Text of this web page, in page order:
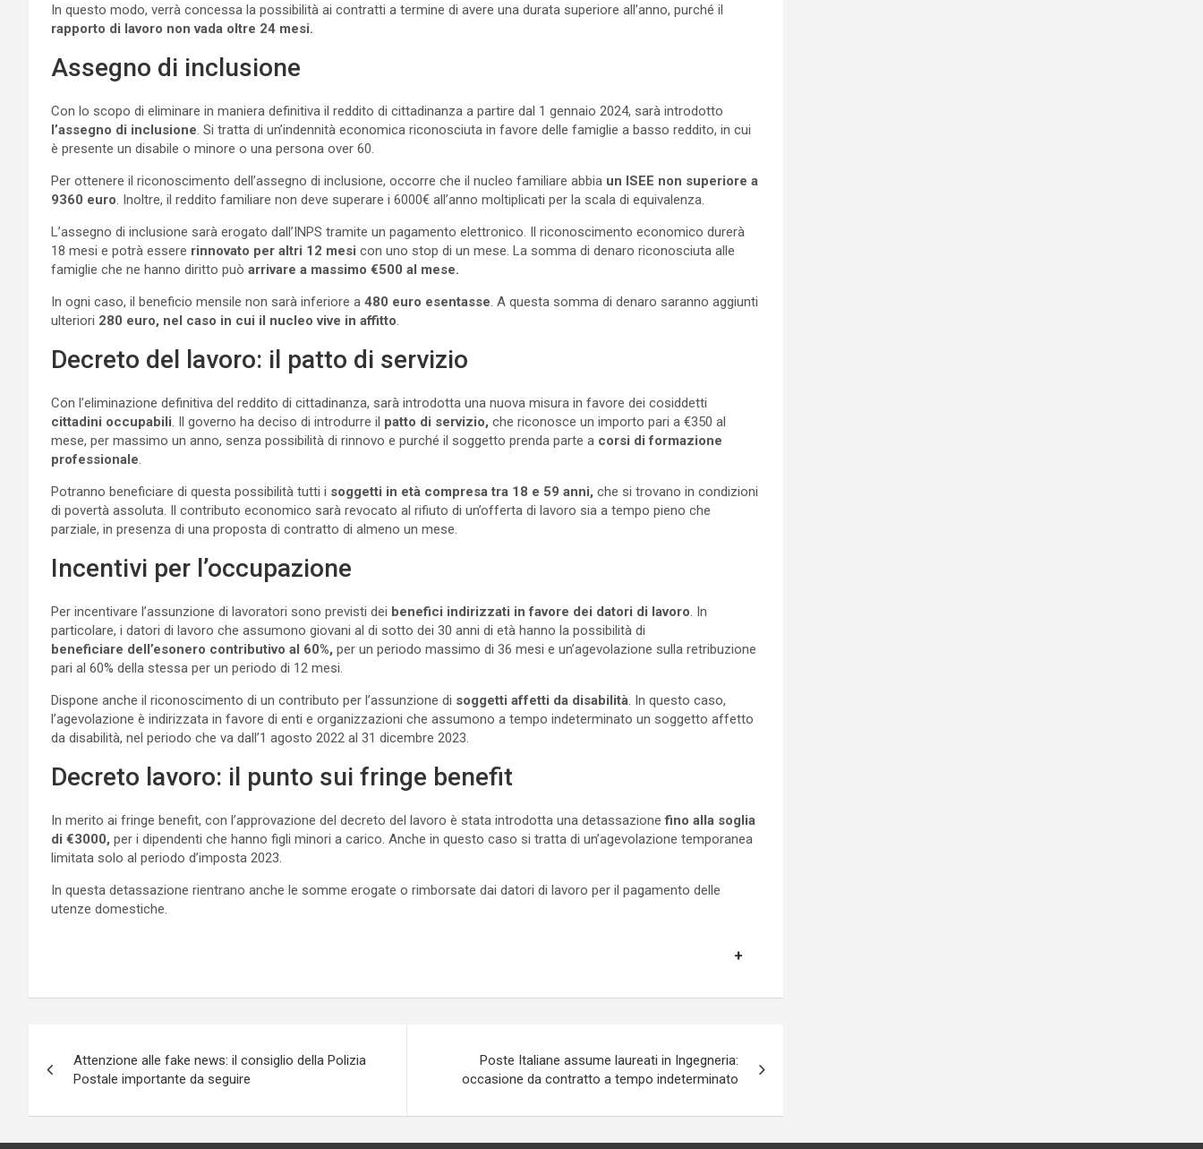
In questo modo, verrà concessa la possibilità ai contratti a termine di avere una durata superiore all’anno, purché il
rapporto di lavoro non vada oltre 24 mesi.
Assegno di inclusione
Con lo scopo di eliminare in maniera definitiva il reddito di cittadinanza a partire dal 1 gennaio 2024, sarà introdotto
l’assegno di inclusione. Si tratta di un’indennità economica riconosciuta in favore delle famiglie a basso reddito, in cui
è presente un disabile o minore o una persona over 60.
Per ottenere il riconoscimento dell’assegno di inclusione, occorre che il nucleo familiare abbia un ISEE non superiore a
9360 euro. Inoltre, il reddito familiare non deve superare i 6000€ all’anno moltiplicati per la scala di equivalenza.
L’assegno di inclusione sarà erogato dall’INPS tramite un pagamento elettronico. Il riconoscimento economico durerà
18 mesi e potrà essere rinnovato per altri 12 mesi con uno stop di un mese. La somma di denaro riconosciuta alle
famiglie che ne hanno diritto può arrivare a massimo €500 al mese.
In ogni caso, il beneficio mensile non sarà inferiore a 480 euro esentasse. A questa somma di denaro saranno aggiunti
ulteriori 280 euro, nel caso in cui il nucleo vive in affitto.
Decreto del lavoro: il patto di servizio
Con l’eliminazione definitiva del reddito di cittadinanza, sarà introdotta una nuova misura in favore dei cosiddetti
cittadini occupabili. Il governo ha deciso di introdurre il patto di servizio, che riconosce un importo pari a €350 al
mese, per massimo un anno, senza possibilità di rinnovo e purché il soggetto prenda parte a corsi di formazione
professionale.
Potranno beneficiare di questa possibilità tutti i soggetti in età compresa tra 18 e 59 anni, che si trovano in condizioni
di povertà assoluta. Il contributo economico sarà revocato al rifiuto di un’offerta di lavoro sia a tempo pieno che
parziale, in presenza di una proposta di contratto di almeno un mese.
Incentivi per l’occupazione
Per incentivare l’assunzione di lavoratori sono previsti dei benefici indirizzati in favore dei datori di lavoro. In
particolare, i datori di lavoro che assumono giovani al di sotto dei 30 anni di età hanno la possibilità di
beneficiare dell’esonero contributivo al 60%, per un periodo massimo di 36 mesi e un’agevolazione sulla retribuzione
pari al 60% della stessa per un periodo di 12 mesi.
Dispone anche il riconoscimento di un contributo per l’assunzione di soggetti affetti da disabilità. In questo caso,
l’agevolazione è indirizzata in favore di enti e organizzazioni che assumono a tempo indeterminato un soggetto affetto
da disabilità, nel periodo che va dall’1 agosto 2022 al 31 dicembre 2023.
Decreto lavoro: il punto sui fringe benefit
In merito ai fringe benefit, con l’approvazione del decreto del lavoro è stata introdotta una detassazionefino alla soglia
di €3000, per i dipendenti che hanno figli minori a carico. Anche in questo caso si tratta di un’agevolazione temporanea
limitata solo al periodo d’imposta 2023.
In questa detassazione rientrano anche le somme erogate o rimborsate dai datori di lavoro per il pagamento delle
utenze domestiche.
articoli
Attenzione alle fake news: il consiglio della Polizia
Postale importante da seguire
Poste Italiane assume laureati in Ingegneria:
occasione da contratto a tempo indeterminato